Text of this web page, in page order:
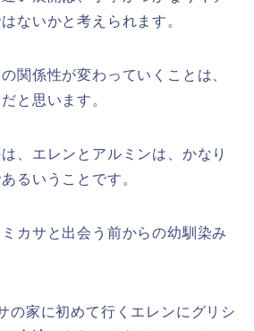
ないかと考えられます。
関係性が変わっていくことは、
と思います。
、エレンとアルミンは、かなり
るいうことです。
カサと出会う前からの幼馴染み
の家に初めて行くエレンにグリシ